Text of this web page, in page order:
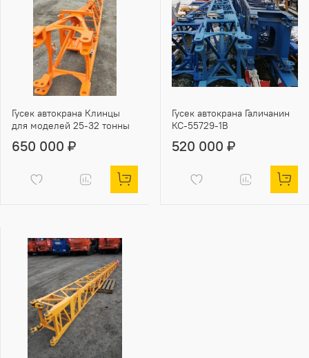
Гусек автокрана Клинцы
для моделей 25-32 тонны
650 000 ₽
Гусек автокрана Галичанин
КС-55729-1В
520 000 ₽